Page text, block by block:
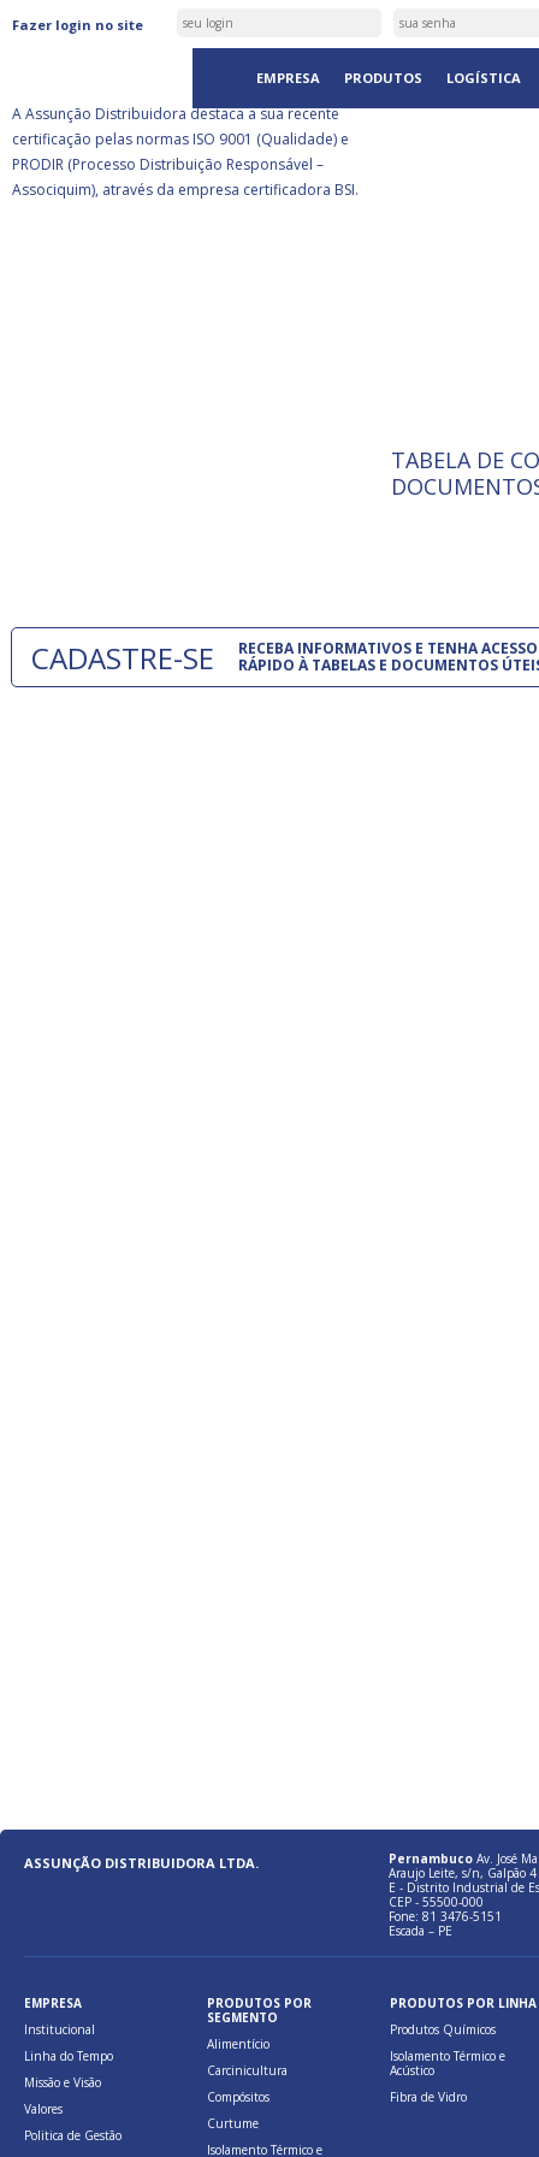
Fazer login no site
EMPRESA PRODUTOS LOGÍSTICA
ASSUNÇÃO DISTRIBUIDORA É
CERTIFICADA PELA BSI
A Assunção Distribuidora destaca a sua recente
certificação pelas normas ISO 9001 (Qualidade) e
PRODIR (Processo Distribuição Responsável –
Associquim), através da empresa certificadora BSI.
ISO 9001:
A
TABELA DE
CADASTRE-SE
RECEBA INFORMATIVOS E TENHA ACESSO
RÁPIDO À TABELAS E DOCUMENTOS
ASSUNÇÃO DISTRIBUIDORA LTDA. Pernambuco Av. José
Araujo Leite, s/n, Galpão 4
E - Distrito Industrial de
CEP - 55500-000
Fone: 81 3476-5151
Escada – PE
EMPRESA
Institucional
Linha do Tempo
Missão e Visão
Valores
Politica de Gestão
PRODUTOS POR
SEGMENTO
Alimentício
Carcinicultura
Compósitos
Curtume
Isolamento Térmico e
PRODUTOS POR LINHA
Produtos Químicos
Isolamento Térmico e
Acústico
Fibra de Vidro